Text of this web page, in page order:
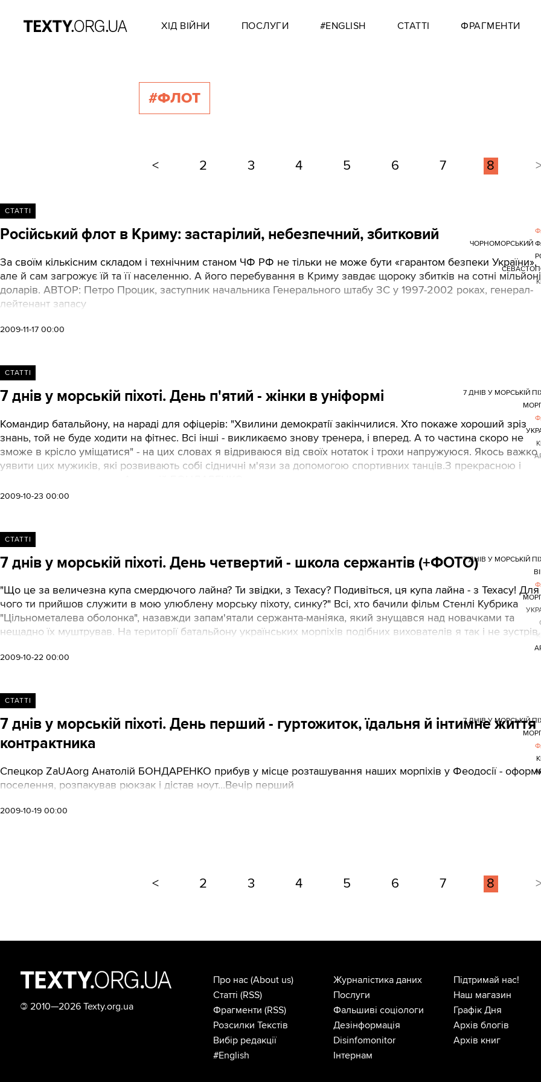
ХІД ВІЙНИ ПОСЛУГИ #ENGLISH СТАТТІ ФРАГМЕНТИ
#ФЛОТ
< 2 3 4 5 6 7 8
СТАТТІ
Російський флот в Криму: застарілий, небезпечний, збитковий
За своїм кількісним складом і технічним станом ЧФ РФ не тільки не може бути «гарантом безпеки України»,
але й сам загрожує їй та її населенню. А його перебування в Криму завдає щороку збитків на сотні
доларів. АВТОР: Петро Процик, заступник начальника Генерального штабу ЗС у 1997-2002 роках, генерал-
лейтенант запасу
2009-11-17 00:00
ЧОРНОМОРСЬКИЙ
СТАТТІ
7 днів у морській піхоті. День п'ятий - жінки в уніформі
Командир батальйону, на нараді для офіцерів: "Хвилини демократії закінчилися. Хто покаже хороший зріз
знань, той не буде ходити на фітнес. Всі інші - викликаємо знову тренера, і вперед. А то частина скоро не
зможе в крісло уміщатися" - на цих словах я відриваюся від своїх нотаток і трохи напружуюся. Якось важко
уявити цих мужиків, які розвивають собі сідничні м'язи за допомогою спортивних танців.З прекрасною і
2009-10-23 00:00
7 ДНІВ У МОРСЬКІЙ
СТАТТІ
7 днів у морській піхоті. День четвертий - школа сержантів (+ФОТО)
"Що це за величезна купа смердючого лайна? Ти звідки, з Техасу? Подивіться, ця купа лайна - з Техасу! Для
чого ти прийшов служити в мою улюблену морську піхоту, синку?" Всі, хто бачили фільм Стенлі Кубрика
"Цільнометалева оболонка", назавжди запам'ятали сержанта-маніяка, який знущався над новачками та
нещадно їх муштрував. На території батальйону українських морпіхів подібних вихователів я так і не зустрів.
2009-10-22 00:00
7 ДНІВ У МОРСЬКІЙ
СТАТТІ
7 днів у морській піхоті. День перший - гуртожиток, їдальня й інтимне життя
контрактника
Cпецкор ZaUAorg Анатолій БОНДАРЕНКО прибув у місце розташування наших морпіхів у Феодосії -
поселення, розпакував рюкзак і дістав ноут...Вечір перший
2009-10-19 00:00
7 ДНІВ У МОРСЬКІЙ
< 2 3 4 5 6 7 8
© 2010—2026 Texty.org.ua
Про нас (About us)
Статті (RSS)
Фрагменти (RSS)
Розсилки Текстів
Вибір редакції
#English
Журналістика даних
Послуги
Фальшиві соціологи
Дезінформація
Disinfomonitor
Інтернам
Підтримай нас!
Наш магазин
Графік Дня
Архів блогів
Архів книг